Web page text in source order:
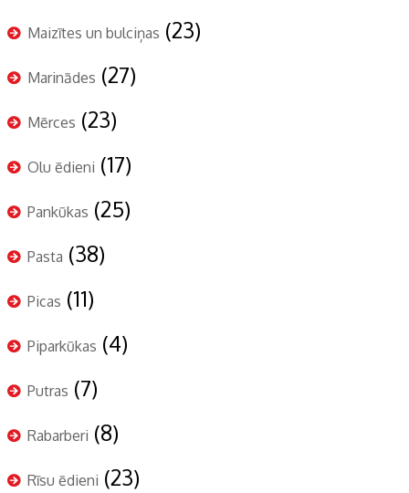
Maizītes un bulciņas (23)
Marinādes (27)
Mērces (23)
Olu ēdieni (17)
Pankūkas (25)
Pasta (38)
Picas (11)
Piparkūkas (4)
Putras (7)
Rabarberi (8)
Rīsu ēdieni (23)